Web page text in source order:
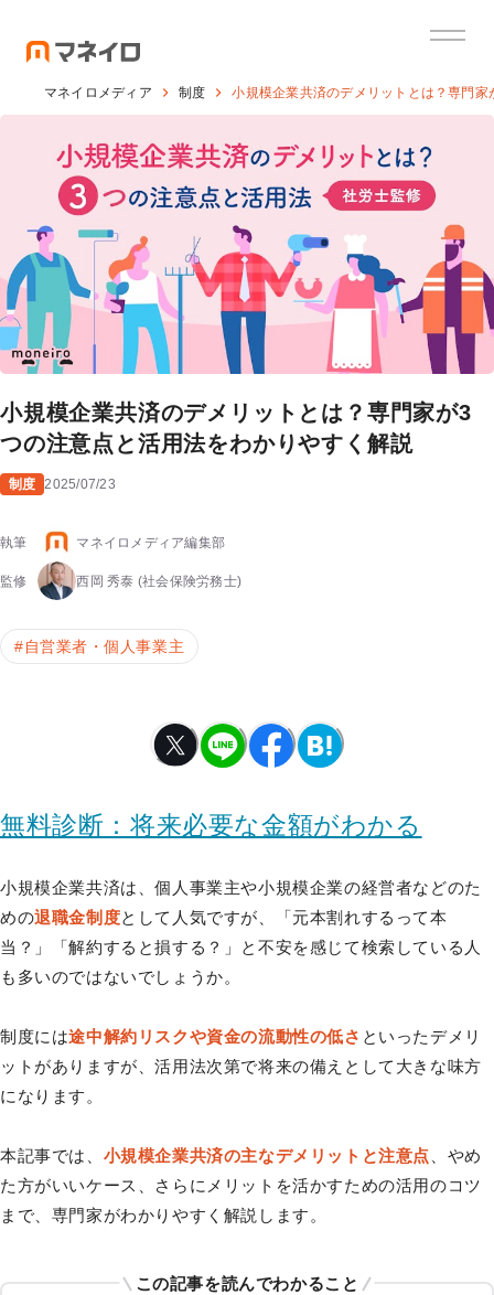
マネイロメディア 制度 小規模企業共済のデメリットとは？専門
小規模企業共済のデメリットとは？専門家が3
つの注意点と活用法をわかりやすく解説
制度 2025/07/23
執筆 マネイロメディア編集部
監修 西岡 秀泰 (社会保険労務士)
#自営業者・個人事業主
無料診断：将来必要な金額がわかる
小規模企業共済は、個人事業主や小規模企業の経営者などのた
めの退職金制度として人気ですが、「元本割れするって本
当？」「解約すると損する？」と不安を感じて検索している人
も多いのではないでしょうか。
制度には途中解約リスクや資金の流動性の低さ といったデメリ
ットがありますが、活用法次第で将来の備えとして大きな味方
になります。
本記事では、 小規模企業共済の主なデメリットと注意点 、やめ
た方がいいケース、さらにメリットを活かすための活用のコツ
まで、専門家がわかりやすく解説します。
この記事を読んでわかること